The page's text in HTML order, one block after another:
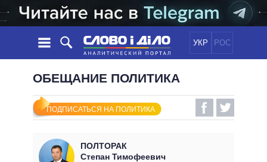
УКР РОС
НОВОСТИ
ЛЕНТА
СОБЫТИЯ
СТАТЬИ
МНЕНИЯ
ПОЛИТИКА
ЭКОНОМИКА
МИР
ОБЕЩАНИЯ
ВСЕ ПОЛИТИКИИНФОГРАФИКА
ОБЕЩАНИЕ ПОЛИТИКА
ПОДПИСАТЬСЯ НА ПОЛИТИКА
ПОЛТОРАК
Степан Тимофеевич